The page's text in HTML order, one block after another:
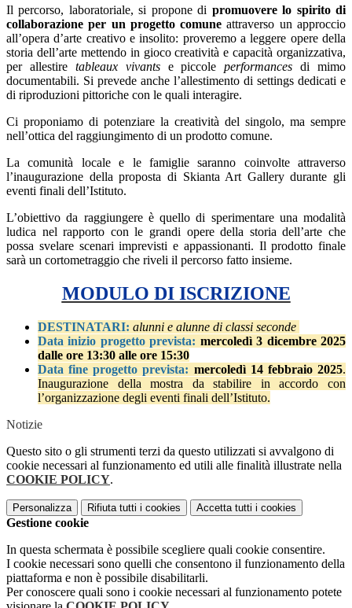
Il percorso, laboratoriale, si propone di promuovere lo spirito di
collaborazione per un progetto comune attraverso un approccio
all’opera d’arte creativo e insolito: proveremo a leggere opere della
storia dell’arte mettendo in gioco creatività e capacità organizzativa,
per allestire tableaux vivants e piccoleperformances di mimo
documentabili. Si prevede anche l’allestimento di settings dedicati e
di riproduzioni pittoriche con le quali interagire.
Ci proponiamo di potenziare la creatività del singolo, ma sempre
nell’ottica del raggiungimento di un prodotto comune.
La comunità locale e le famiglie saranno coinvolte attraverso
l’inaugurazione della proposta di Skianta Art Gallery durante gli
eventi finali dell’Istituto.
L’obiettivo da raggiungere è quello di sperimentare una modalità
ludica nel rapporto con le grandi opere della storia dell’arte che
possa svelare scenari imprevisti e appassionanti. Il prodotto finale
sarà un cortometraggio che riveli il percorso fatto insieme.
MODULO DI ISCRIZIONE
DESTINATARI: alunni e alunne di classi seconde
Data inizio progetto prevista: mercoledì 3 dicembre 2025
dalle ore 13:30 alle ore 15:30
Data fine progetto prevista: mercoledì 14 febbraio 2025.
Inaugurazione della mostra da stabilire in accordo con
l’organizzazione degli eventi finali dell’Istituto.
Notizie
Questo sito o gli strumenti terzi da questo utilizzati si avvalgono di
cookie necessari al funzionamento ed utili alle finalità illustrate nella
COOKIE POLICY.
Personalizza Rifiuta tutti i cookies Accetta tutti i cookies
Gestione cookie
In questa schermata è possibile scegliere quali cookie consentire.
I cookie necessari sono quelli che consentono il funzionamento della
piattaforma e non è possibile disabilitarli.
Per conoscere quali sono i cookie necessari al funzionamento potete